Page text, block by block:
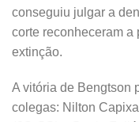
conseguiu julgar a
corte reconheceram a
extinção.
A vitória de Bengtson
colegas: Nilton